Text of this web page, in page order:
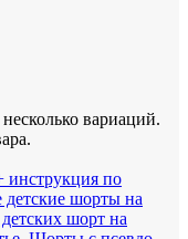
вариаций.